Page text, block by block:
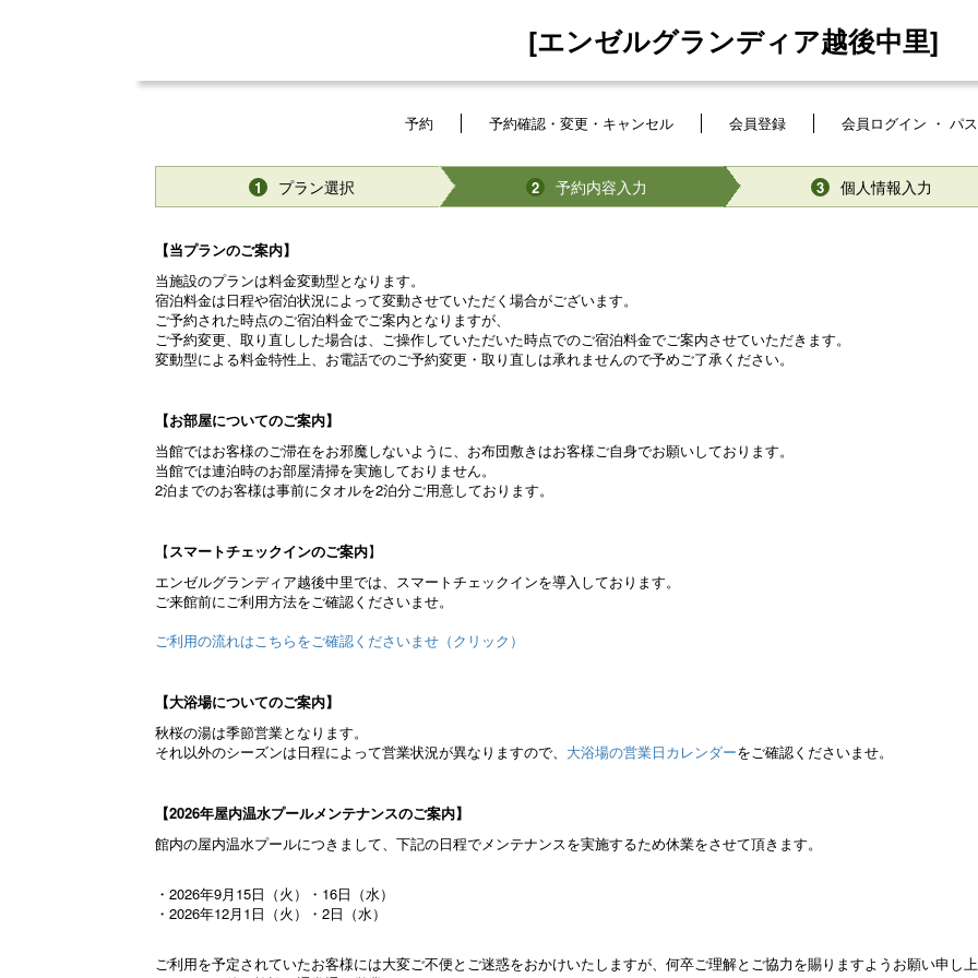
[エンゼルグランディア越後中里]
予約 予約確認・変更・キャンセル 会員登録 会員ログイン ・ パ
1 プラン選択 2 予約内容入力 3 個人情報入力
【当プランのご案内】
当施設のプランは料金変動型となります。
宿泊料金は日程や宿泊状況によって変動させていただく場合がございます。
ご予約された時点のご宿泊料金でご案内となりますが、
ご予約変更、取り直しした場合は、ご操作していただいた時点でのご宿泊料金でご案内させていただきます。
変動型による料金特性上、お電話でのご予約変更・取り直しは承れませんので予めご了承ください。
【お部屋についてのご案内】
当館ではお客様のご滞在をお邪魔しないように、お布団敷きはお客様ご自身でお願いしております。
当館では連泊時のお部屋清掃を実施しておりません。
2泊までのお客様は事前にタオルを2泊分ご用意しております。
【スマートチェックインのご案内】
エンゼルグランディア越後中里では、スマートチェックインを導入しております。
ご来館前にご利用方法をご確認くださいませ。
ご利用の流れはこちらをご確認くださいませ（クリック）
【大浴場についてのご案内】
秋桜の湯は季節営業となります。
それ以外のシーズンは日程によって営業状況が異なりますので、 大浴場の営業日カレンダーをご確認くださいませ。
【2026年屋内温水プールメンテナンスのご案内】
館内の屋内温水プールにつきまして、下記の日程でメンテナンスを実施するため休業をさせて頂きます。
・2026年9月15日（火）・16日（水）
・2026年12月1日（火）・2日（水）
ご利用を予定されていたお客様には大変ご不便とご迷惑をおかけいたしますが、何卒ご理解とご協力を賜りますようお願い申し